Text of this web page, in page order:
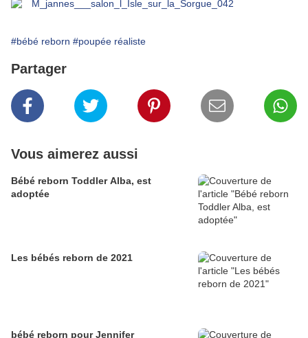
#bébé reborn #poupée réaliste
Partager
Vous aimerez aussi
Bébé reborn Toddler Alba, est
adoptée
Les bébés reborn de 2021
bébé reborn pour Jennifer